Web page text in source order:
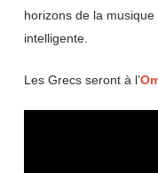
horizons de la
intelligente.
Les Grecs seront à l’